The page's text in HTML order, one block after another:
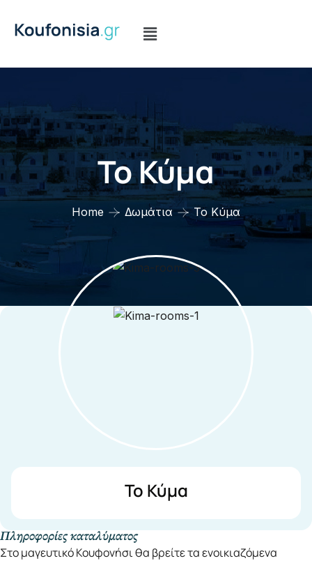
Το Κύμα
Home Δωμάτια Το Κύμα
Το Κύμα
Πληροφορίες καταλύματος
Στο μαγευτικό Κουφονήσι θα βρείτε τα ενοικιαζόμενα